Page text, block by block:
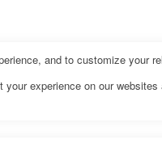
and to customize your
experience on our